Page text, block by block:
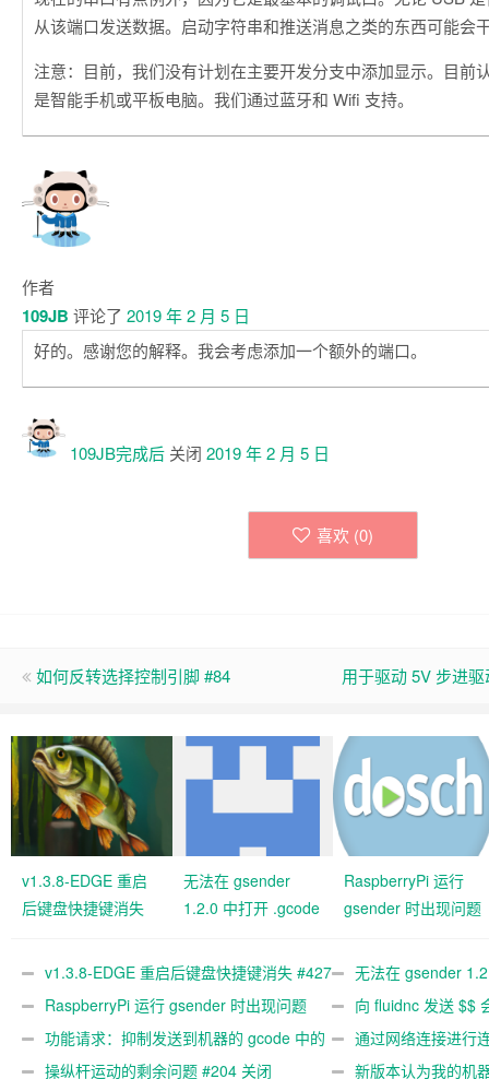
从该端口发送数据。启动字符串和推送消息之类的东西可能会
注意：目前，我们没有计划在主要开发分支中添加显示。目前
是智能手机或平板电脑。我们通过蓝牙和 Wifi 支持。
作者
109JB 评论了 2019 年 2 月 5 日
好的。感谢您的解释。我会考虑添加一个额外的端口。
109JB完成后 关闭 2019 年 2 月 5 日
喜欢 (0)
如何反转选择控制引脚 #84 用于驱动 5V 步进
v1.3.8-EDGE 重启
后键盘快捷键消失
无法在 gsender
1.2.0 中打开 .gcode
RaspberryPi 运行
gsender 时出现问题
v1.3.8-EDGE 重启后键盘快捷键消失 #427
关闭
无法在 gsender
#367
RaspberryPi 运行 gsender 时出现问题
#89
向 fluidnc 发送 $$
#473
功能请求：抑制发送到机器的 gcode 中的
gcode 注释。 #444 关闭
通过网络连接进行
操纵杆运动的剩余问题 #204 关闭
新版本认为我的机